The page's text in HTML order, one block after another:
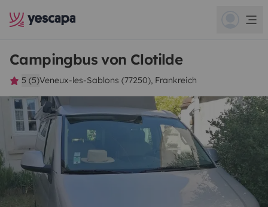
Campingbus von Clotilde
5 (5)Veneux-les-Sablons (77250), Frankreich